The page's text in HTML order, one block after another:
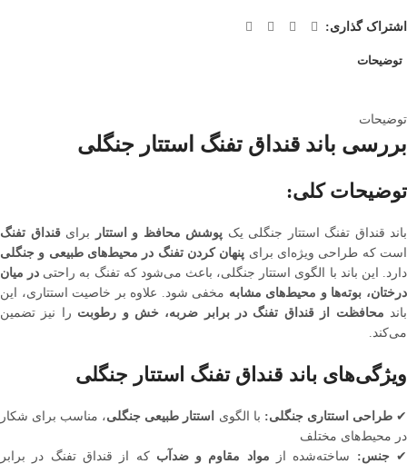
اشتراک گذاری:
توضیحات
توضیحات
بررسی باند قنداق تفنگ استتار جنگلی
توضیحات کلی:
باند قنداق تفنگ استتار جنگلی یک پوشش محافظ و استتار برایقنداق تفنگ
است که طراحی ویژه‌ای برای پنهان کردن تفنگ در محیط‌های طبیعی و جنگلی
دارد. این باند با الگوی استتار جنگلی، باعث می‌شود که تفنگ به راحتی در میان
درختان، بوته‌ها و محیط‌های مشابه مخفی شود. علاوه بر خاصیت استتاری، این
باند محافظت از قنداق تفنگ در برابر ضربه، خش و رطوبت را نیز تضمین
می‌کند.
ویژگی‌های باند قنداق تفنگ استتار جنگلی
✔طراحی استتاری جنگلی: با الگوی استتار طبیعی جنگلی، مناسب برای شکار
در محیط‌های مختلف
✔جنس: ساخته‌شده از مواد مقاوم و ضدآب که از قنداق تفنگ در برابر